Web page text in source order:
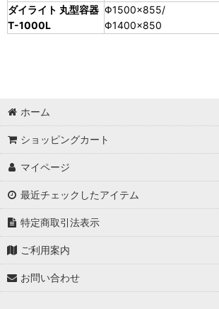
ダイライト 丸型容器
T-1000L
Φ1500×855/
Φ1400×850
ホーム
ショッピングカート
マイページ
最近チェックしたアイテム
特定商取引法表示
ご利用案内
お問い合わせ